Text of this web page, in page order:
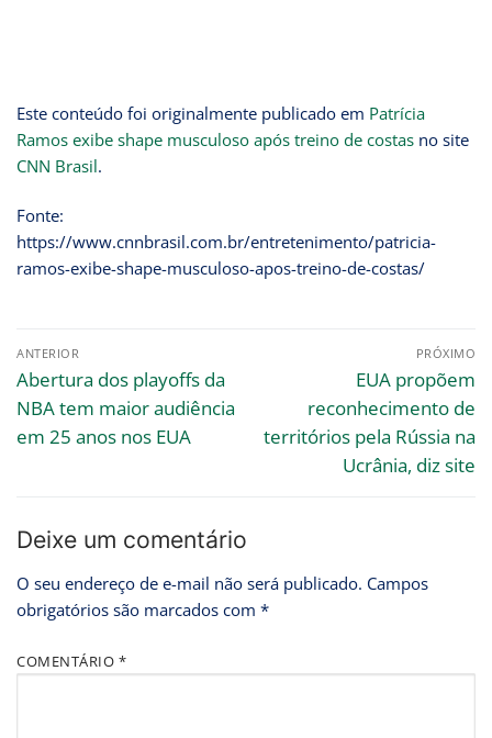
Este conteúdo foi originalmente publicado em Patrícia
Ramos exibe shape musculoso após treino de costas no site
CNN Brasil.
Fonte:
https://www.cnnbrasil.com.br/entretenimento/patricia-
ramos-exibe-shape-musculoso-apos-treino-de-costas/
ANTERIOR
Abertura dos playoffs da
NBA tem maior audiência
em 25 anos nos EUA
PRÓXIMO
EUA propõem
reconhecimento de
territórios pela Rússia na
Ucrânia, diz site
Deixe um comentário
O seu endereço de e-mail não será publicado. Campos
obrigatórios são marcados com *
COMENTÁRIO *